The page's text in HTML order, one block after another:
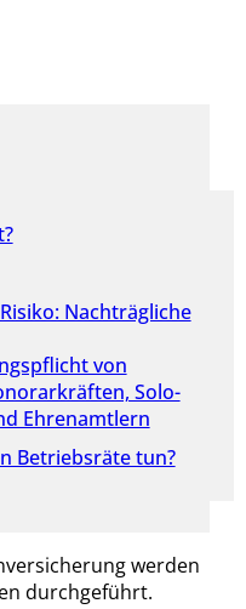
Nachträgliche
von
Solo-
Ehrenamtlern
Betriebsräte tun?
werden
durchgeführt.